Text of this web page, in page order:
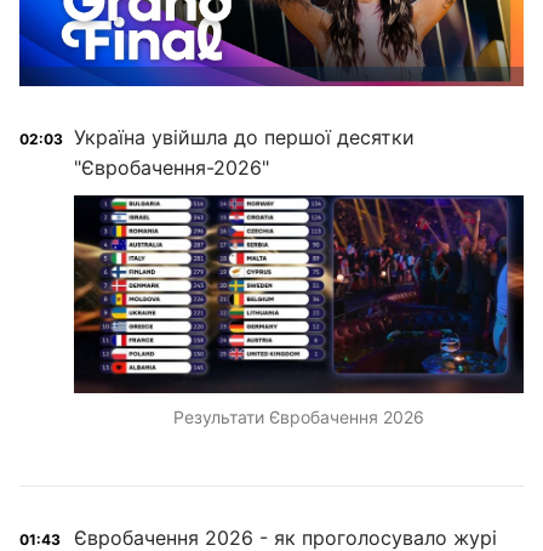
02:03 Україна увійшла до першої десятки
"Євробачення-2026"
Результати Євробачення 2026
01:43 Євробачення 2026 - як проголосувало журі